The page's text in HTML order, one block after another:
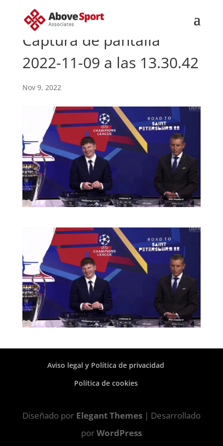
Captura de pantalla
2022-11-09 a las 13.30.42
Nov 9, 2022
Aviso legal y Política de privacidad
Política de cookies
Diseñado por Elegant Themes| Desarrollado
porWordPress